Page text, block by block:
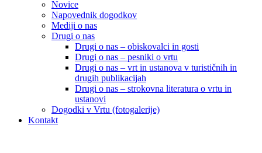
Novice
Napovednik dogodkov
Mediji o nas
Drugi o nas
Drugi o nas – obiskovalci in gosti
Drugi o nas – pesniki o vrtu
Drugi o nas – vrt in ustanova v turističnih in
drugih publikacijah
Drugi o nas – strokovna literatura o vrtu in
ustanovi
Dogodki v Vrtu (fotogalerije)
Kontakt